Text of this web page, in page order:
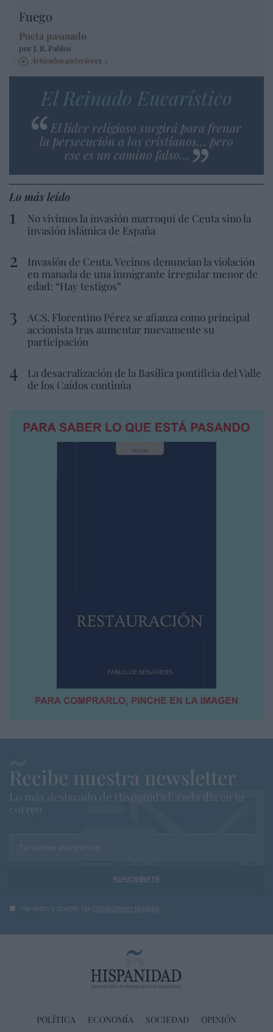
Fuego
Poeta pasmado
por J. R. Pablos
Artículos anteriores
El Reinado Eucarístico
El líder religioso surgirá para frenar
la persecución a los cristianos… pero
ese es un camino falso…
Lo más leído
No vivimos la invasión marroquí de Ceuta sino la
invasión islámica de España
Invasión de Ceuta. Vecinos denuncian la violación
en manada de una inmigrante irregular menor de
edad: “Hay testigos”
ACS. Florentino Pérez se afianza como principal
accionista tras aumentar nuevamente su
participación
La desacralización de la Basílica pontificia del Valle
de los Caídos continúa
Recibe nuestra newsletter
Lo más destacado de Hispanidad, cada dia en tu
correo
Tu correo electrónico...
He leído y acepto las condiciones legales
POLÍTICA ECONOMÍA SOCIEDAD
OPINIÓN